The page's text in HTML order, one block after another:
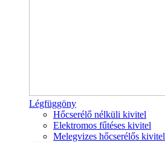
Légfüggöny
Hőcserélő nélküli kivitel
Elektromos fűtéses kivitel
Melegvizes hőcserélős kivitel